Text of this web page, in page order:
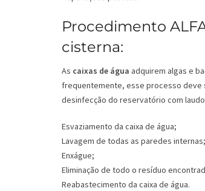
Procedimento
cisterna:
As caixas de água adquirem algas e
frequentemente, esse processo deve
desinfecção do reservatório com
Esvaziamento da caixa de água;
Lavagem de todas as paredes internas;
Enxágue;
Eliminação de todo o resíduo
Reabastecimento da caixa de água.